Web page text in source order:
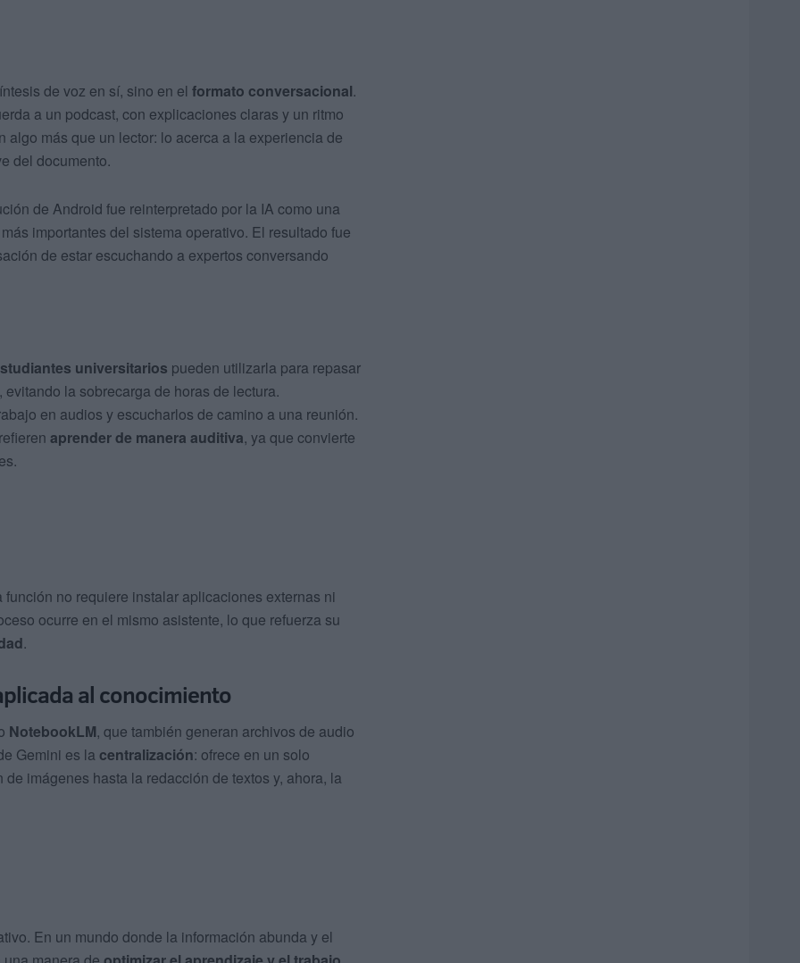
de voz en sí, sino en el formato conversacional.
a un podcast, con explicaciones claras y un ritmo
algo más que un lector: lo acerca a la experiencia de
del documento.
de Android fue reinterpretado por la IA como una
importantes del sistema operativo. El resultado fue
de estar escuchando a expertos conversando
universitarios pueden utilizarla para repasar
la sobrecarga de horas de lectura.
en audios y escucharlos de camino a una reunión.
aprender de manera auditiva, ya que convierte
no requiere instalar aplicaciones externas ni
ocurre en el mismo asistente, lo que refuerza su
.
al conocimiento
NotebookLM, que también generan archivos de audio
Gemini es la centralización: ofrece en un solo
imágenes hasta la redacción de textos y, ahora, la
En un mundo donde la información abunda y el